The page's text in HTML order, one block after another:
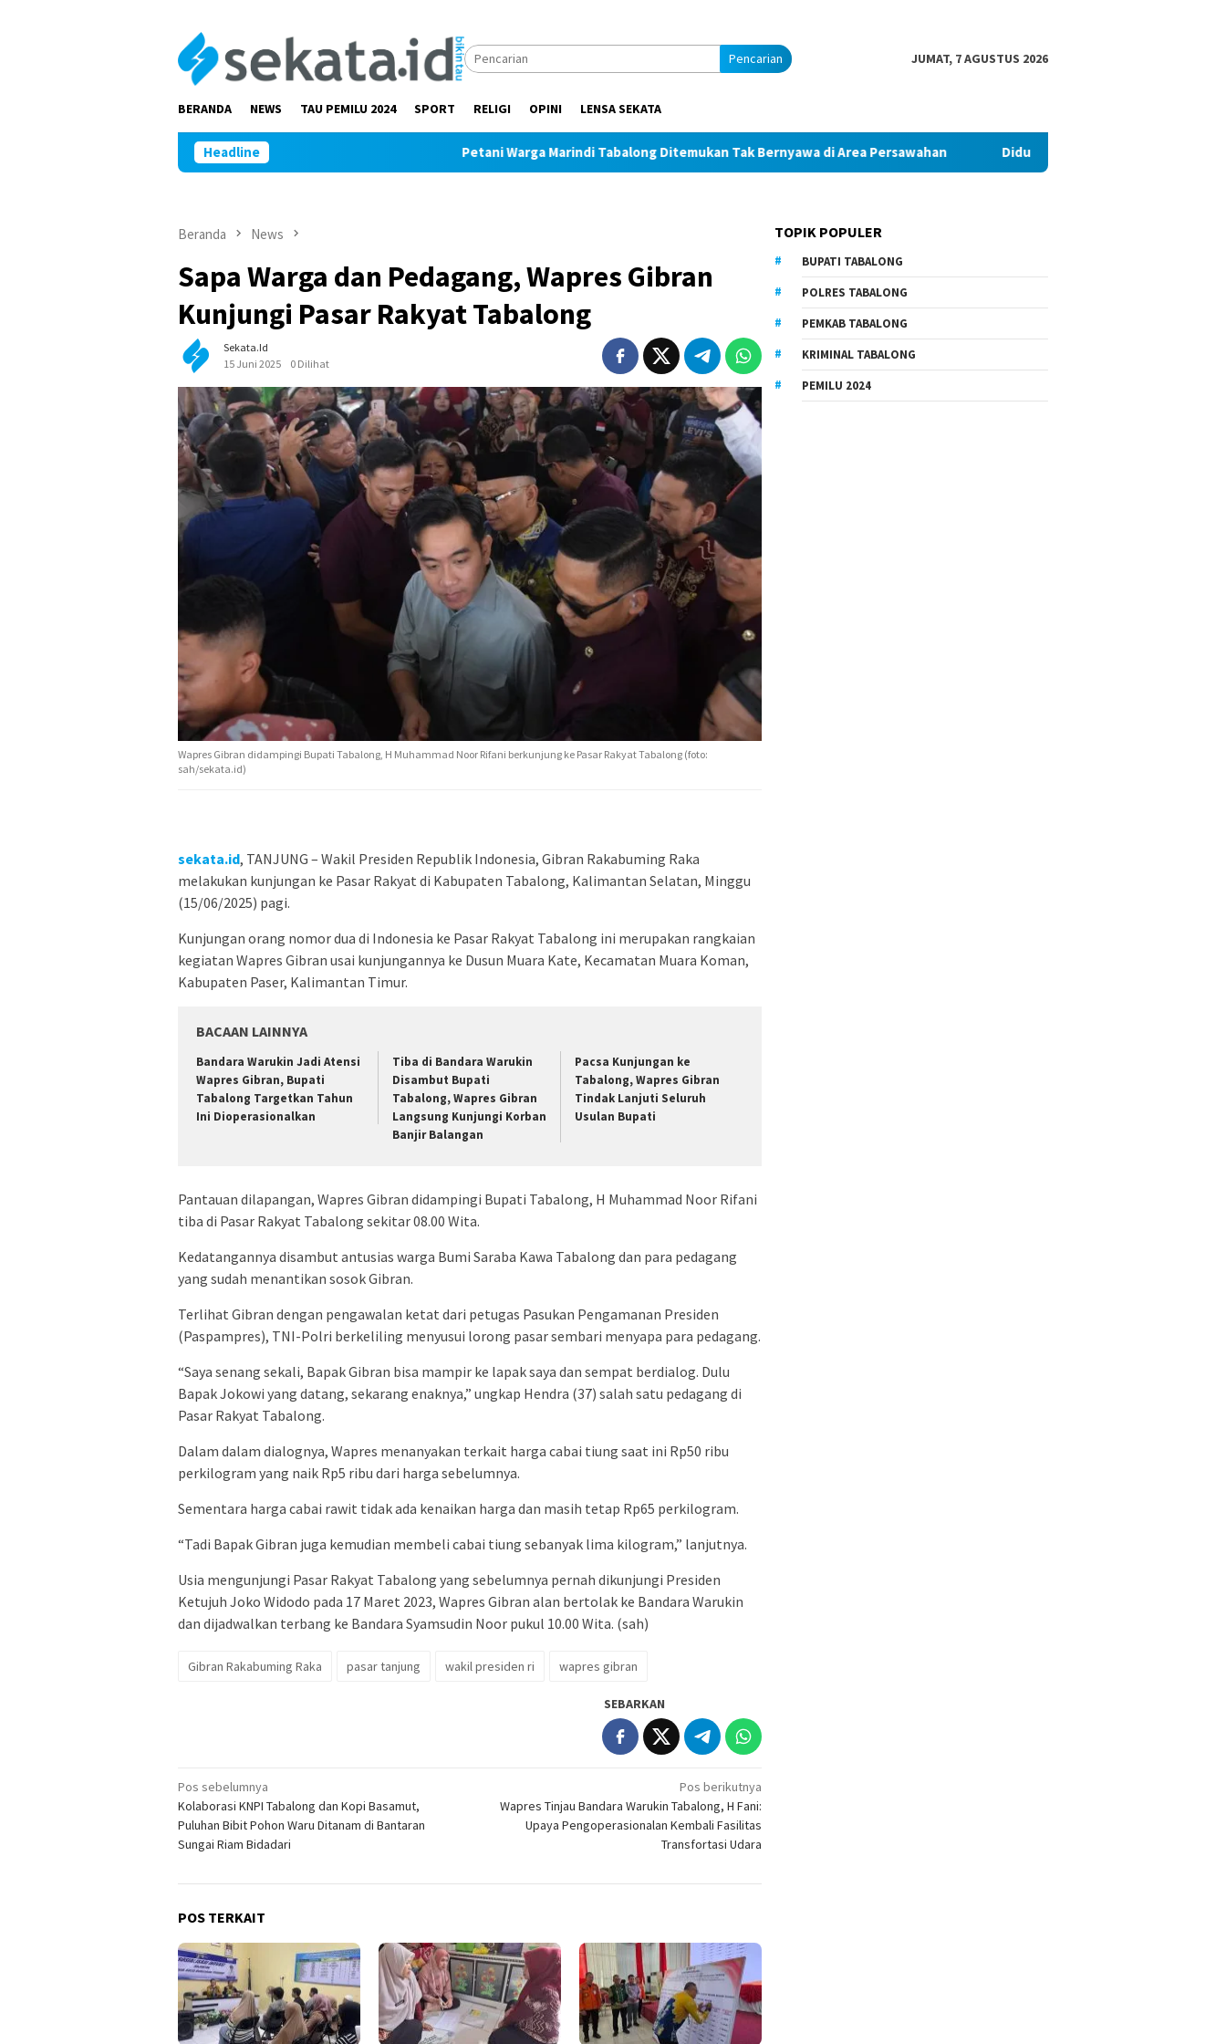
Pencarian JUMAT, 7 AGUSTUS 2026
BERANDA NEWS TAU PEMILU 2024 SPORT RELIGI OPINI LENSA SEKATA
Headline Petani Warga Marindi Tabalong Ditemukan Tak Bernyawa di Area Persawahan Diduga Palsukan Ijazah SMKN di Tabalong, Pria
Beranda News
Sapa Warga dan Pedagang, Wapres Gibran
Kunjungi Pasar Rakyat Tabalong
Sekata.id
15 Juni 2025
0 Dilihat
Wapres Gibran didampingi Bupati Tabalong, H Muhammad Noor Rifani berkunjung ke Pasar Rakyat Tabalong (foto:
sah/sekata.id)
sekata.id, TANJUNG – Wakil Presiden Republik Indonesia, Gibran Rakabuming Raka
melakukan kunjungan ke Pasar Rakyat di Kabupaten Tabalong, Kalimantan Selatan, Minggu
(15/06/2025) pagi.
Kunjungan orang nomor dua di Indonesia ke Pasar Rakyat Tabalong ini merupakan rangkaian
kegiatan Wapres Gibran usai kunjungannya ke Dusun Muara Kate, Kecamatan Muara Koman,
Kabupaten Paser, Kalimantan Timur.
BACAAN LAINNYA
Bandara Warukin Jadi Atensi
Wapres Gibran, Bupati
Tabalong Targetkan Tahun
Ini Dioperasionalkan
Tiba di Bandara Warukin
Disambut Bupati
Tabalong, Wapres Gibran
Langsung Kunjungi Korban
Banjir Balangan
Pacsa Kunjungan ke
Tabalong, Wapres Gibran
Tindak Lanjuti Seluruh
Usulan Bupati
Pantauan dilapangan, Wapres Gibran didampingi Bupati Tabalong, H Muhammad Noor Rifani
tiba di Pasar Rakyat Tabalong sekitar 08.00 Wita.
Kedatangannya disambut antusias warga Bumi Saraba Kawa Tabalong dan para pedagang
yang sudah menantikan sosok Gibran.
Terlihat Gibran dengan pengawalan ketat dari petugas Pasukan Pengamanan Presiden
(Paspampres), TNI-Polri berkeliling menyusui lorong pasar sembari menyapa para pedagang.
“Saya senang sekali, Bapak Gibran bisa mampir ke lapak saya dan sempat berdialog. Dulu
Bapak Jokowi yang datang, sekarang enaknya,” ungkap Hendra (37) salah satu pedagang di
Pasar Rakyat Tabalong.
Dalam dalam dialognya, Wapres menanyakan terkait harga cabai tiung saat ini Rp50 ribu
perkilogram yang naik Rp5 ribu dari harga sebelumnya.
Sementara harga cabai rawit tidak ada kenaikan harga dan masih tetap Rp65 perkilogram.
“Tadi Bapak Gibran juga kemudian membeli cabai tiung sebanyak lima kilogram,” lanjutnya.
Usia mengunjungi Pasar Rakyat Tabalong yang sebelumnya pernah dikunjungi Presiden
Ketujuh Joko Widodo pada 17 Maret 2023, Wapres Gibran alan bertolak ke Bandara Warukin
dan dijadwalkan terbang ke Bandara Syamsudin Noor pukul 10.00 Wita. (sah)
Gibran Rakabuming Raka pasar tanjung wakil presiden ri wapres gibran
SEBARKAN
Navigasi
pos
Pos sebelumnya
Kolaborasi KNPI Tabalong dan Kopi Basamut,
Puluhan Bibit Pohon Waru Ditanam di Bantaran
Sungai Riam Bidadari
Pos berikutnya
Wapres Tinjau Bandara Warukin Tabalong, H Fani:
Upaya Pengoperasionalan Kembali Fasilitas
Transfortasi Udara
POS TERKAIT
TOPIK POPULER
BUPATI TABALONG
POLRES TABALONG
PEMKAB TABALONG
KRIMINAL TABALONG
PEMILU 2024